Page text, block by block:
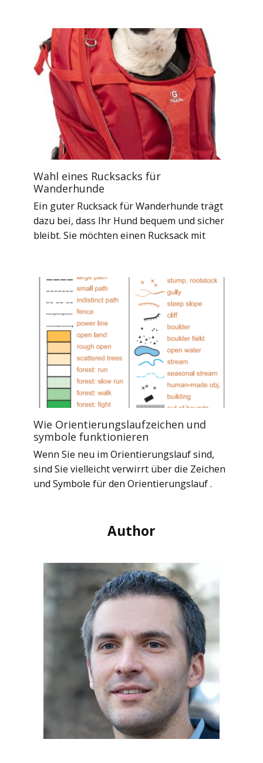
Wahl eines Rucksacks für
Wanderhunde
Ein guter Rucksack für Wanderhunde trägt
dazu bei, dass Ihr Hund bequem und sicher
bleibt. Sie möchten einen Rucksack mit
Wie Orientierungslaufzeichen und
symbole funktionieren
Wenn Sie neu im Orientierungslauf sind,
sind Sie vielleicht verwirrt über die Zeichen
und Symbole für den Orientierungslauf .
Author